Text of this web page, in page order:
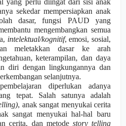
yang perlu diingat dari sisi anak
sekedar mempersiapkan anak
dasar, fungsi PAUD yang
mengembangkan semua
intelektual/kognitif, emosi, sosial,
meletakkan dasar ke
arah
keterampilan, dan daya
diri dengan lingkungannya dan
selanjutnya.
diperlukan adanya
tepat. Salah satunya adalah
, anak sangat menyukai cerita
sangat menyukai hal-hal baru
cerita, dan metode story telling